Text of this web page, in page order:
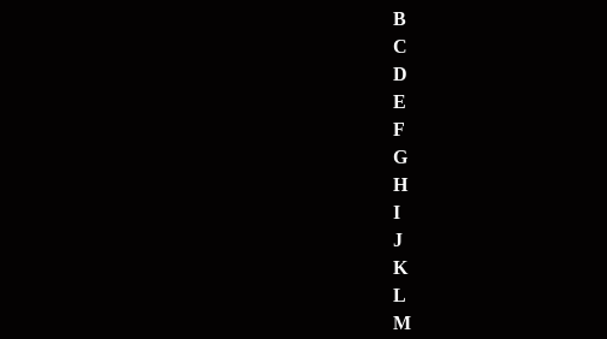
B
C
D
E
F
G
H
I
J
K
L
M